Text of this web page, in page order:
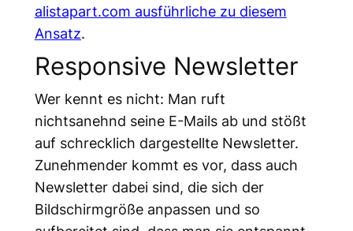
alistapart.com ausführliche zu diesem
Ansatz.
Responsive Newsletter
Wer kennt es nicht: Man ruft
nichtsanehnd seine E-Mails ab und stößt
auf schrecklich dargestellte Newsletter.
Zunehmender kommt es vor, dass auch
Newsletter dabei sind, die sich der
Bildschirmgröße anpassen und so